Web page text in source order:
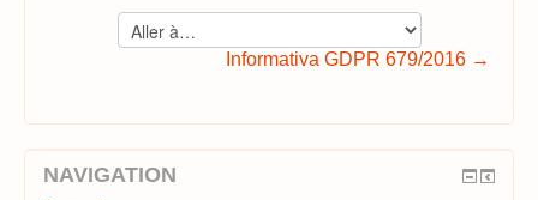
Aller
à…
Informativa GDPR 679/2016 →
NAVIGATION